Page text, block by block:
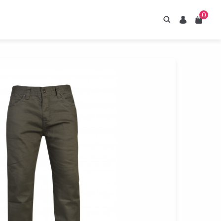
ESTIAN
naše sirupy
umělých sladidel.
Prohlédnout
HledáníUživatelKošík
0